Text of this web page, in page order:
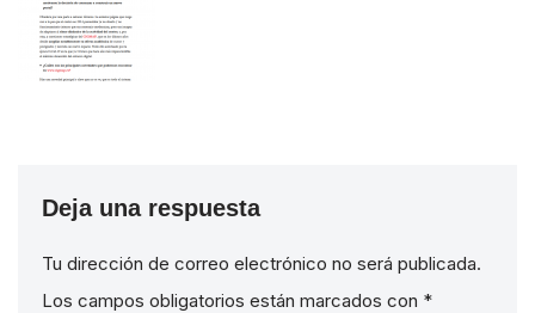
Deja una respuesta
Tu dirección de correo electrónico no será publicada.
Los campos obligatorios están marcados con *